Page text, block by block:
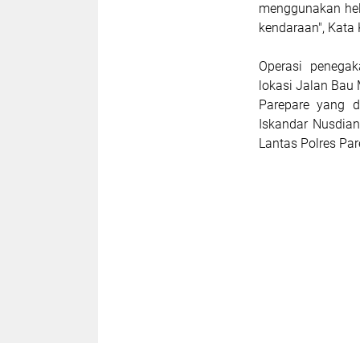
menggunakan
kendaraan",
Operasi
lokasi Jalan Bau
Parepare yang
Iskandar
Lantas Polres